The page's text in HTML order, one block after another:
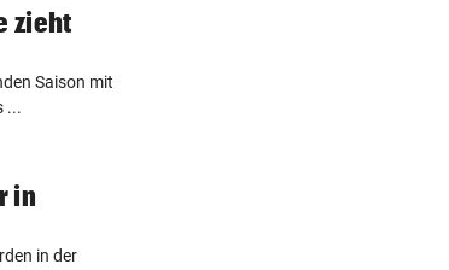
zieht
Saison mit
...
in
in der